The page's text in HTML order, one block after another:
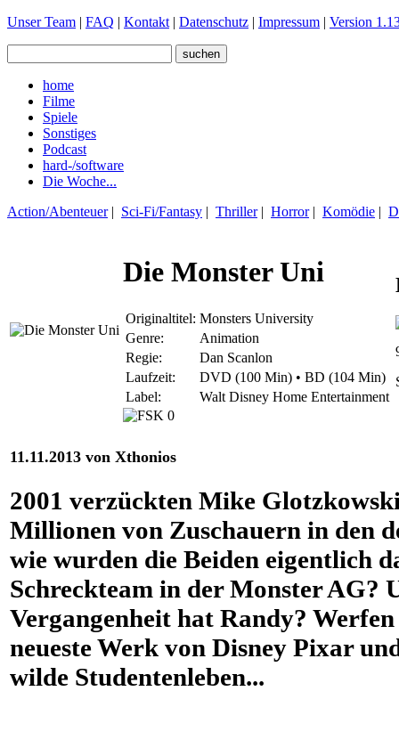
Unser Team | FAQ | Kontakt | Datenschutz | Impressum | Version
home
Filme
Spiele
Sonstiges
Podcast
hard-/software
Die Woche...
Action/Abenteuer| Sci-Fi/Fantasy | Thriller| Horror| Komödie |
Die Monster Uni
Originaltitel: Monsters University
Genre:
Animation
Regie:
Dan Scanlon
Laufzeit:
DVD (100 Min) • BD (104 Min)
Label:
Walt Disney Home Entertainment
11.11.2013 von Xthonios
2001 verzückten Mike
Millionen von Zuschauern in den
wie wurden die Beiden eigentlich
Schreckteam in der Monster AG?
Vergangenheit hat Randy?
neueste Werk von Disney Pixar
wilde Studentenleben...